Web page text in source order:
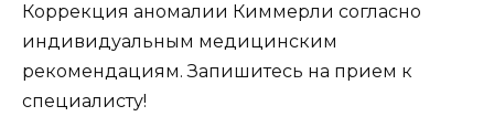
Коррекция аномалии Киммерли согласно
индивидуальным медицинским
рекомендациям. Запишитесь на прием к
специалисту!